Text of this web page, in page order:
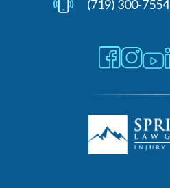
(719) 300-7554